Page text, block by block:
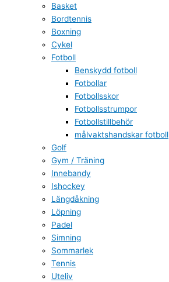
Basket
Bordtennis
Boxning
Cykel
Fotboll
Benskydd fotboll
Fotbollar
Fotbollsskor
Fotbollsstrumpor
Fotbollstillbehör
målvaktshandskar fotboll
Golf
Gym / Träning
Innebandy
Ishockey
Längdåkning
Löpning
Padel
Simning
Sommarlek
Tennis
Uteliv